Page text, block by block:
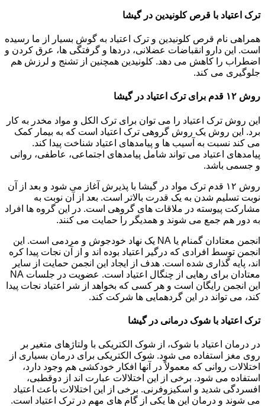
ترک اعتیاد با قرص کلونیدین در گیشا
همراهی نام قرص کلونیدین و ترک اعتیاد به گوش بسیار از ما رسیده
است. این دارو انقباضات عضلانی، دردها و گرفتگی ها، عرق کردن و
اضطراب را کاهش می دهد. کلونیدین همچنین از تشنج و لرزش هم
جلوگیری می کند.
روش ۱۲ قدم برای ترک اعتیاد در گیشا
این روش ترک اعتیاد را می توان برای ترک الکل و مواد مخدر به کار
برد. این روش یک روش گروهی ترک اعتیاد است که به بیمار کمک
می کند نسبت به آسیب ها و پیامدهای اعتیاد شناخت پیدا کند.
پیامدهای اعتیاد می تواند شامل پیامدهای اجتماعی، عاطفی، روانی
و جسمی باشد.
روش ۱۲ قدم ترک مواد در گیشا با پذیرش آغاز می شود و بعد از آن
نوبت تسلیم شدن به یک قدرت بالاتر است. بعد از آن نوبت به
مشارکت پیوسته در ملاقات های گروهی است. در این گروه ها افراد
به دور هم جمع می شوند و همدیگر را حمایت می کنند.
انجمن معتادان گمنام یا NA یک نهاد خودجوش و مردمی است. این
انجمن توسط افرادی که درگیر اعتیاد بوده اند و از آن نجات پیدا کره
اند، پایه گذاری شده است. هدف از ایجاد این انجمن حمایت از سایر
معتادان برای رهایی از چنگال اعتیاد است. عضویت در جلسات NA
این انجمن رایگان است و هر کسی که بخواهد از شر اعتیاد نجات پیدا
کند، می تواند در این گردهمایی ها شرکت کند.
ترک اعتیاد با شوک درمانی در گیشا
در درمان اعتیاد با شوک، از شوک الکتریکی با ولتاژهای متغیر بر
روی مغز استفاده می شود. شوک الکتریکی برای درمان بسیاری از
اختلالات روانی که معمولاً در آنها افکار خودکشی هم وجود دارد،
استفاده می شود. برخی از این اختلالات عبارت اند از دوقطبی،
افسردگی شدید و اسکیزوفرنی. برخی از این اختلالات باعث اعتیاد
می شوند و درمان این ها یکی از گام های مهم در ترک اعتیاد است.